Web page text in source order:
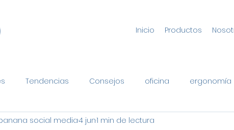
Inicio Productos
Tendencias Consejos oficina ergonomía
social media4 jun1 min de lectura